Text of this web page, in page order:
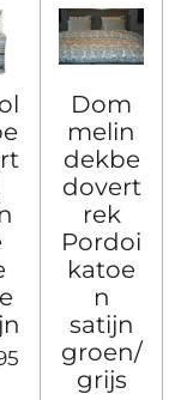
Dom
melin
dekbe
dovert
rek
Pordoi
katoe
n
satijn
groen/
grijs